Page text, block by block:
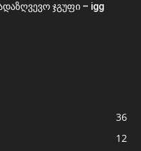
ჯგუფი – igg
36
12